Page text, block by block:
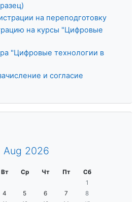
на переподготовку
на курсы "Цифровые
"Цифровые технологии в
и согласие
Aug 2026
Вторник
Вт Среда
Ср Четверг
Чт Пятница
Пт Суббота
Сб
Нет событий,
1
Sunday 2 August
Monday 3 August
Нет событий, Tuesday 4 August
4 Нет событий, Wednesday 5 August
5 Нет событий, Thursday 6 August
6 Нет событий, Friday 7
7 Нет событий,
8